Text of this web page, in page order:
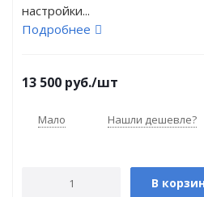
настройки...
Подробнее
13 500 руб./шт
Мало Нашли дешевле?
В